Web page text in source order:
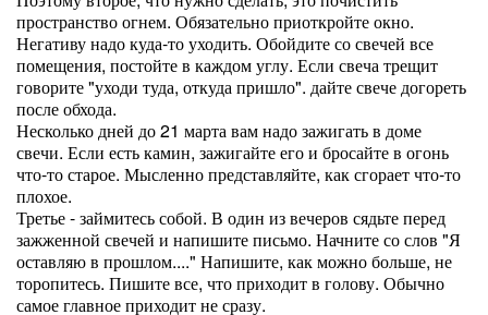
пространство огнем. Обязательно приоткройте окно.
Негативу надо куда-то уходить. Обойдите со свечей все
помещения, постойте в каждом углу. Если свеча трещит
говорите "уходи туда, откуда пришло". дайте свече догореть
после обхода.
Несколько дней до 21 марта вам надо зажигать в доме
свечи. Если есть камин, зажигайте его и бросайте в огонь
что-то старое. Мысленно представляйте, как сгорает что-то
плохое.
Третье - займитесь собой. В один из вечеров сядьте перед
зажженной свечей и напишите письмо. Начните со слов "Я
оставляю в прошлом...." Напишите, как можно больше, не
торопитесь. Пишите все, что приходит в голову. Обычно
самое главное приходит не сразу.